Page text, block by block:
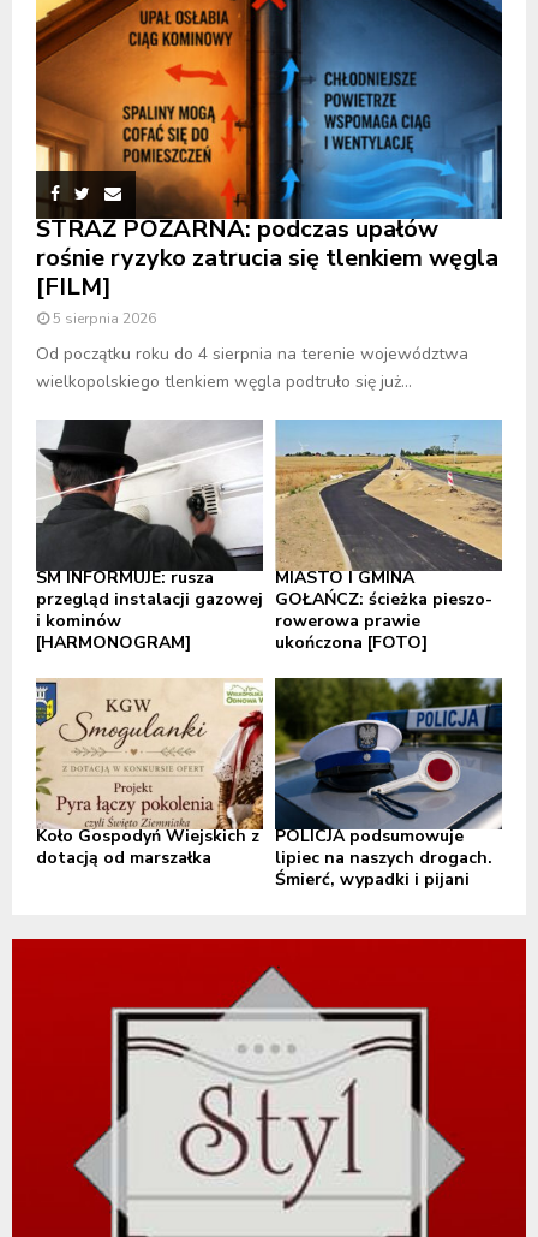
STRAŻ POŻARNA: podczas upałów
rośnie ryzyko zatrucia się tlenkiem węgla
[FILM]
5 sierpnia 2026
Od początku roku do 4 sierpnia na terenie województwa
wielkopolskiego tlenkiem węgla podtruło się już...
SM INFORMUJE: rusza
przegląd instalacji gazowej
i kominów
[HARMONOGRAM]
MIASTO I GMINA
GOŁAŃCZ: ścieżka pieszo-
rowerowa prawie
ukończona [FOTO]
Koło Gospodyń Wiejskich z
dotacją od marszałka
POLICJA podsumowuje
lipiec na naszych drogach.
Śmierć, wypadki i pijani